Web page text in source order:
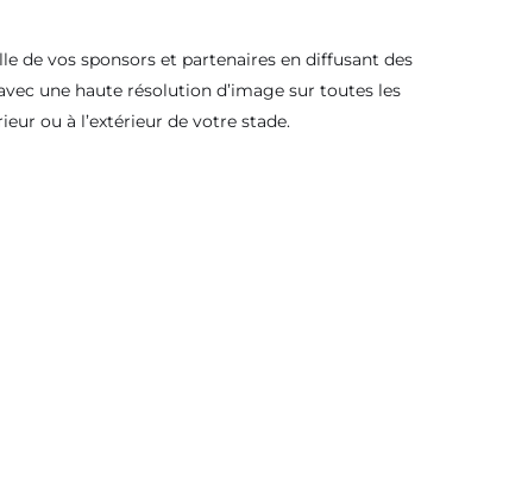
de vos sponsors et partenaires en diffusant des
une haute résolution d’image sur toutes les
ou à l’extérieur de votre stade.